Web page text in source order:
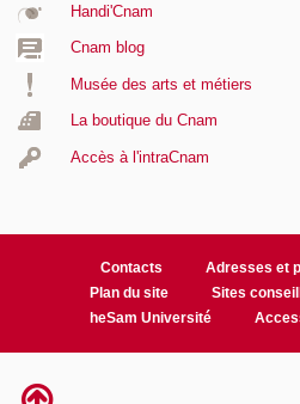
Handi'Cnam
Cnam blog
Musée des arts et métiers
La boutique du Cnam
Accès à l'intraCnam
Contacts Adresses et
Plan du site
Sites
heSam Université